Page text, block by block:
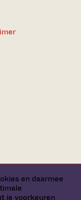
en daarmee
je voorkeuren